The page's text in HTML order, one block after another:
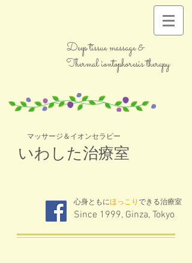
Deep tissue massage &
Thermal iontophoresis therapy
いわした治療室
マッサージ＆イオンセラピー
心身ともにほっこり できる治療室
Since 1999, Ginza, Tokyo